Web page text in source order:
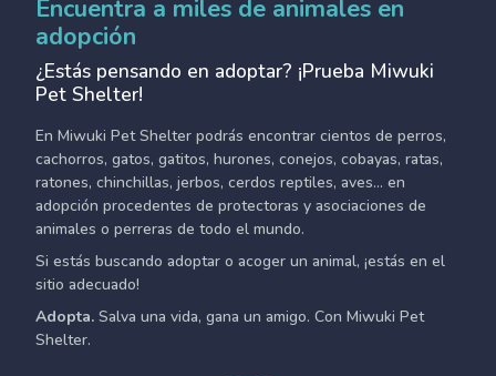
Encuentra a miles de animales en
adopción
¿Estás pensando en adoptar? ¡Prueba Miwuki
Pet Shelter!
En Miwuki Pet Shelter podrás encontrar cientos de perros,
cachorros, gatos, gatitos, hurones, conejos, cobayas, ratas,
ratones, chinchillas, jerbos, cerdos reptiles, aves... en
adopción procedentes de protectoras y asociaciones de
animales o perreras de todo el mundo.
Si estás buscando adoptar o acoger un animal, ¡estás en el
sitio adecuado!
Adopta. Salva una vida, gana un amigo. Con Miwuki Pet
Shelter.